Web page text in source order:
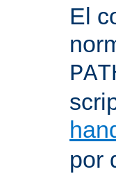
El
por